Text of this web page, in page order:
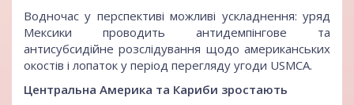
Водночас у перспективі можливі ускладнення: уряд
Мексики проводить антидемпінгове та
антисубсидійне розслідування щодо американських
окостів і лопаток у період перегляду угоди USMCA.
Центральна Америка та Кариби зростають